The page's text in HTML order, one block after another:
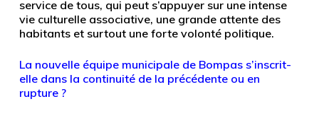
service de tous, qui peut s’appuyer sur une intense
vie culturelle associative, une grande attente des
habitants et surtout une forte volonté politique.
La nouvelle équipe municipale de Bompas s’inscrit-
elle dans la continuité de la précédente ou en
rupture ?